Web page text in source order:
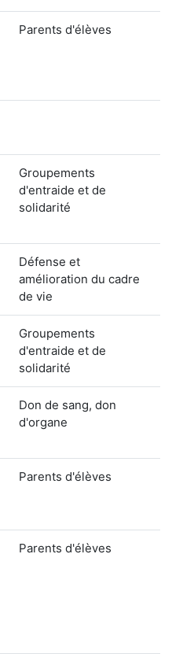
Parents d'élèves
Groupements
d'entraide et de
solidarité
Défense et
amélioration du cadre
de vie
Groupements
d'entraide et de
solidarité
Don de sang, don
d'organe
Parents d'élèves
Parents d'élèves